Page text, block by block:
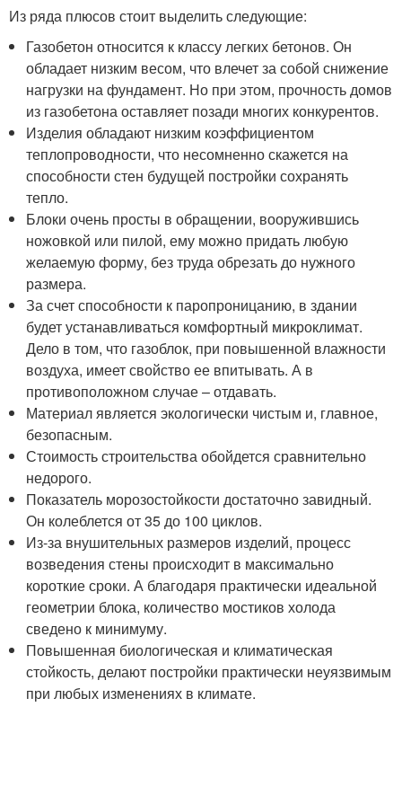
Из ряда плюсов стоит выделить следующие:
Газобетон относится к классу легких бетонов. Он
обладает низким весом, что влечет за собой снижение
нагрузки на фундамент. Но при этом, прочность домов
из газобетона оставляет позади многих конкурентов.
Изделия обладают низким коэффициентом
теплопроводности, что несомненно скажется на
способности стен будущей постройки сохранять
тепло.
Блоки очень просты в обращении, вооружившись
ножовкой или пилой, ему можно придать любую
желаемую форму, без труда обрезать до нужного
размера.
За счет способности к паропроницанию, в здании
будет устанавливаться комфортный микроклимат.
Дело в том, что газоблок, при повышенной влажности
воздуха, имеет свойство ее впитывать. А в
противоположном случае – отдавать.
Материал является экологически чистым и, главное,
безопасным.
Стоимость строительства обойдется сравнительно
недорого.
Показатель морозостойкости достаточно завидный.
Он колеблется от 35 до 100 циклов.
Из-за внушительных размеров изделий, процесс
возведения стены происходит в максимально
короткие сроки. А благодаря практически идеальной
геометрии блока, количество мостиков холода
сведено к минимуму.
Повышенная биологическая и климатическая
стойкость, делают постройки практически неуязвимым
при любых изменениях в климате.